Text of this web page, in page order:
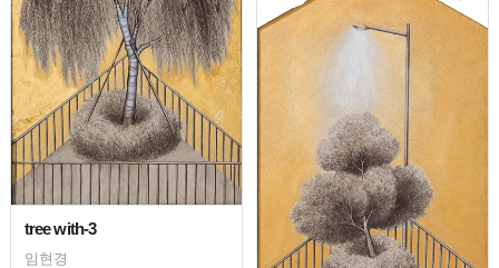
tree with-3
임현경